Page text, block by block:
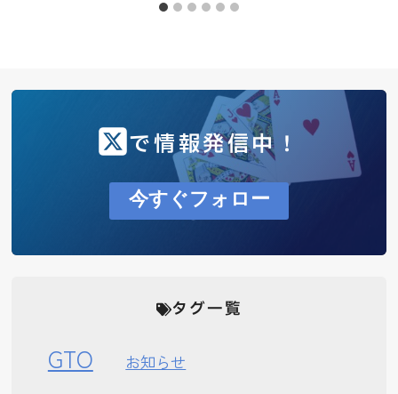
で情報発信中！
今すぐフォロー
タグ一覧
GTO お知らせ